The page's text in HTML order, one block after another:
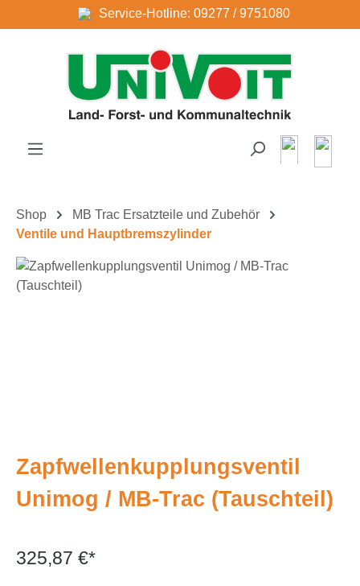
Zum Hauptinhalt springenService-Hotline: 09277 / 9751080
Shop
MB Trac Ersatzteile und Zubehör
Ventile und Hauptbremszylinder
Bildergalerie überspringen
Zapfwellenkupplungsventil
Unimog / MB-Trac (Tauschteil)
325,87 €*